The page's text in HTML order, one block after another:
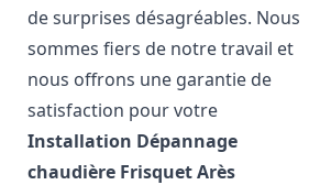
de surprises désagréables. Nous
sommes fiers de notre travail et
nous offrons une garantie de
satisfaction pour votre
Installation Dépannage
chaudière FrisquetArès